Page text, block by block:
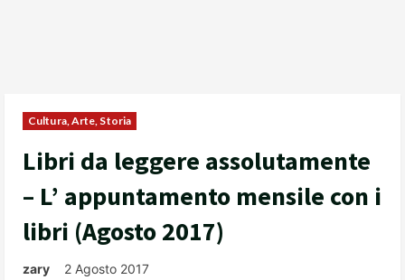
Cultura, Arte, Storia
Libri da leggere assolutamente
– L’ appuntamento mensile con i
libri (Agosto 2017)
zary 2 Agosto 2017